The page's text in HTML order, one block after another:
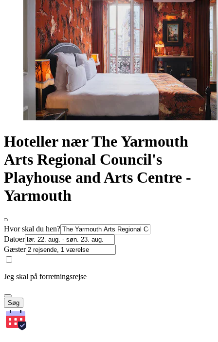
Hoteller nær The Yarmouth
Arts Regional Council's
Playhouse and Arts Centre -
Yarmouth
Hvor skal du hen?
Datoer
Gæster
Jeg skal på forretningsrejse
Søg